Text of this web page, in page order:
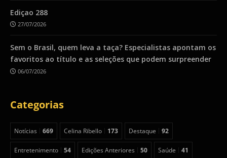
Ediçao 288
27/07/2026
Sem o Brasil, quem leva a taça? Especialistas apontam os
favoritos ao título e as seleções que podem surpreender
06/07/2026
Categorias
Notícias 669 Celina Ribello 173 Destaque 92
Entretenimento 54 Edições Anteriores 50 Saúde 41